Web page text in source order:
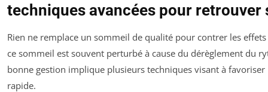
techniques avancées pour retrouver
Rien ne remplace un sommeil de qualité pour contrer les
ce sommeil est souvent perturbé à cause du dérèglement du
bonne gestion implique plusieurs techniques visant à
rapide.